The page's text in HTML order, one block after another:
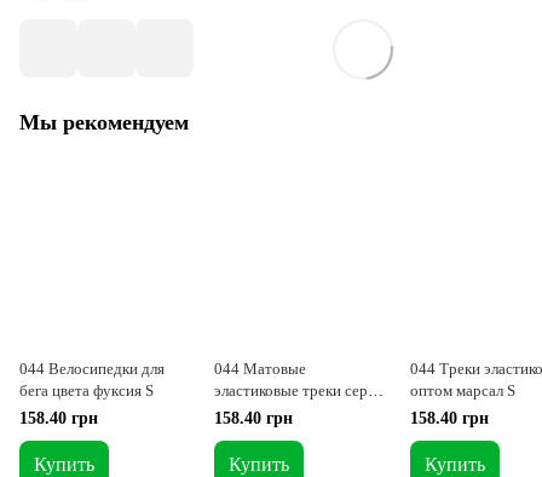
Мы рекомендуем
044 Велосипедки для
бега цвета фуксия S
158.40 грн
Купить
044 Матовые
эластиковые треки серые
S158.40 грн
Купить
044 Треки
оптом марсал S
158.40 грн
Купить